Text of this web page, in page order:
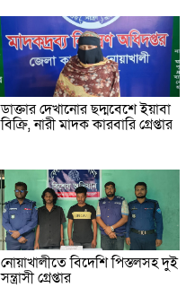
ডাক্তার দেখানোর ছদ্মবেশে ইয়াবা
বিক্রি, নারী মাদক কারবারি গ্রেপ্তার
নোয়াখালীতে বিদেশি পিস্তলসহ দুই
সন্ত্রাসী গ্রেপ্তার